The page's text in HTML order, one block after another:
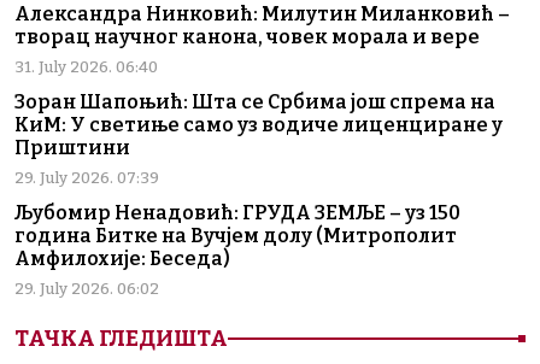
Александра Нинковић: Милутин Миланковић –
творац научног канона, човек морала и вере
31. July 2026. 06:40
Зоран Шапоњић: Шта се Србима још спрема на
КиМ: У светиње само уз водиче лиценциране у
Приштини
29. July 2026. 07:39
Љубомир Ненадовић: ГРУДА ЗЕМЉЕ – уз 150
година Битке на Вучјем долу (Митрополит
Амфилохије: Беседа)
29. July 2026. 06:02
ТАЧКА ГЛЕДИШТА